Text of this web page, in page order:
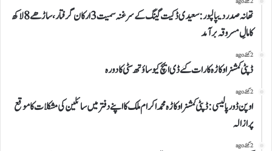
تھانہ صدر دیپالپور: سعیدی ڈکیت گینگ کے سرغنہ سمیت 3 ارکان گرفتار، ساڑھے 8 لاکھ
کا مالِ مسروقہ برآمد
2 گھنٹے ago
ڈپٹی کمشنر اوکاڑہ کا رات گئے ڈی ایچ کیو ساؤتھ سٹی کا دورہ
2 گھنٹے ago
اوپن ڈور پالیسی: ڈپٹی کمشنر اوکاڑہ محمد اکرام ملک کا اپنے دفتر میں سائلین کی مشکلات کا موقع
پر ازالہ
2 گھنٹے ago